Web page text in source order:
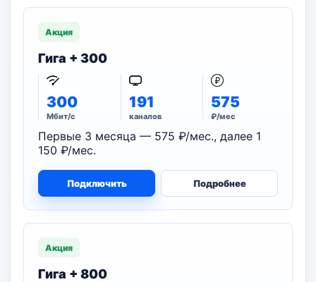
Акция
Гига + 300
300
Мбит/с
191
каналов
575
₽/мес
Первые 3 месяца — 575 ₽/мес., далее 1
150 ₽/мес.
Подключить Подробнее
Акция
Гига + 800